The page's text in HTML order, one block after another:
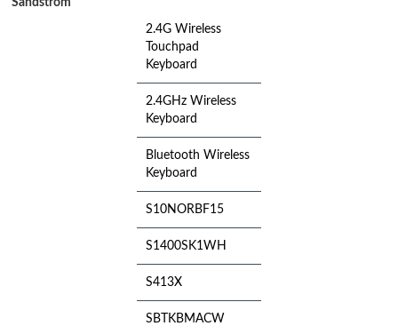
Sandstrom
2.4G Wireless
Touchpad
Keyboard
2.4GHz Wireless
Keyboard
Bluetooth Wireless
Keyboard
S10NORBF15
S1400SK1WH
S413X
SBTKBMACW